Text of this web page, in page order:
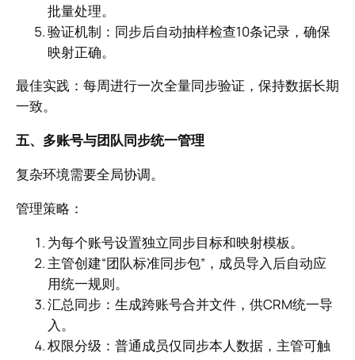
批量处理。
验证机制：同步后自动抽样检查10条记录，确保
映射正确。
最佳实践：每周进行一次全量同步验证，保持数据长期
一致。
五、多账号与团队同步统一管理
复杂环境需要全局协调。
管理策略：
为每个账号设置独立同步目标和映射模板。
主管创建“团队标准同步包”，成员导入后自动应
用统一规则。
汇总同步：生成跨账号合并文件，供CRM统一导
入。
权限分级：普通成员仅同步本人数据，主管可触